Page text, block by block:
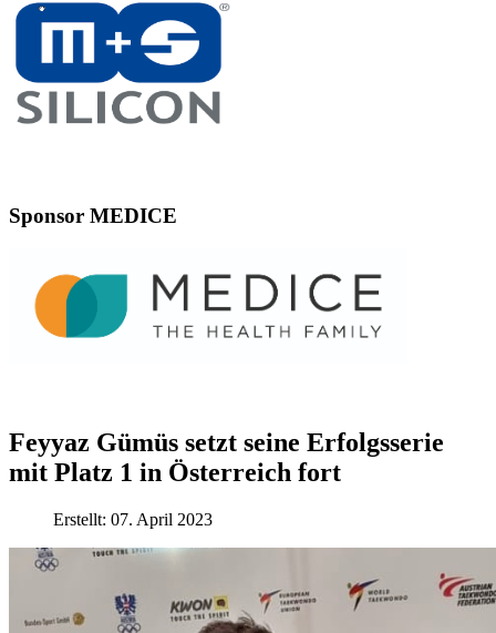
Sponsor MEDICE
Feyyaz Gümüs setzt seine Erfolgsserie
mit Platz 1 in Österreich fort
Erstellt: 07. April 2023